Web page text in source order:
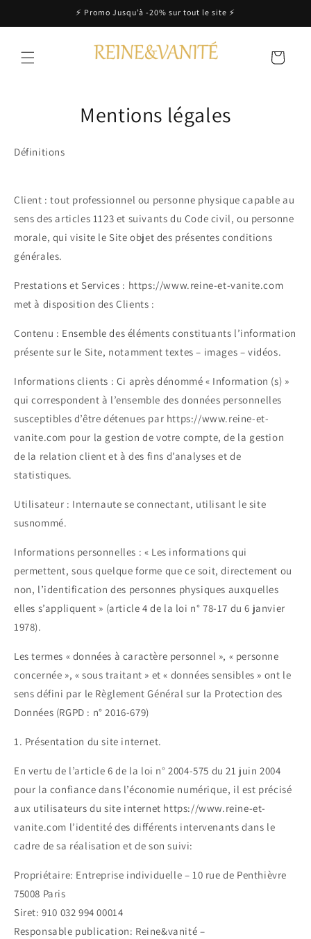
au
⚡️ Promo Jusqu’à -20% sur tout le site ⚡️
Panier
Mentions légales
Définitions
Client : tout professionnel ou personne physique capable au
sens des articles 1123 et suivants du Code civil, ou personne
morale, qui visite le Site objet des présentes conditions
générales.
Prestations et Services : https://www.reine-et-vanite.com
met à disposition des Clients :
Contenu : Ensemble des éléments constituants l’information
présente sur le Site, notamment textes – images – vidéos.
Informations clients : Ci après dénommé « Information (s) »
qui correspondent à l’ensemble des données personnelles
susceptibles d’être détenues par https://www.reine-et-
vanite.com pour la gestion de votre compte, de la gestion
de la relation client et à des fins d’analyses et de
statistiques.
Utilisateur : Internaute se connectant, utilisant le site
susnommé.
Informations personnelles : « Les informations qui
permettent, sous quelque forme que ce soit, directement ou
non, l’identification des personnes physiques auxquelles
elles s’appliquent » (article 4 de la loi n° 78-17 du 6 janvier
1978).
Les termes « données à caractère personnel », « personne
concernée », « sous traitant » et « données sensibles » ont le
sens défini par le Règlement Général sur la Protection des
Données (RGPD : n° 2016-679)
1. Présentation du site internet.
En vertu de l’article 6 de la loi n° 2004-575 du 21 juin 2004
pour la confiance dans l’économie numérique, il est précisé
aux utilisateurs du site internet https://www.reine-et-
vanite.com l’identité des différents intervenants dans le
cadre de sa réalisation et de son suivi:
Propriétaire: Entreprise individuelle – 10 rue de Penthièvre
75008 Paris
Siret: 910 032 994 00014
Responsable publication: Reine&vanité –